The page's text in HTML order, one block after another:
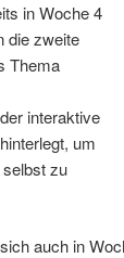
in Woche 4
die zweite
Thema
interaktive
um
zu
auch in